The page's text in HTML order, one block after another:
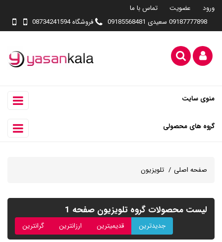
ورود عضویت
تماس با ما
09187777898 سعیدی 09185568481
فروشگاه 08734241594
منوی سایت
گروه های محصولی
صفحه اصلی تلویزیون
لیست محصولات گروه تلویزیون صفحه 1
جدیدترین قدیمیترین ارزانترین گرانترین